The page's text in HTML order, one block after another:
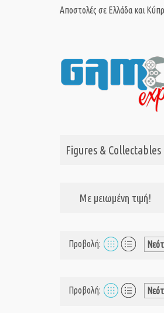
Αποστολές σε Ελλάδα και
Figures & Collectables
Με μειωμένη τιμή!
Προβολή:
Προβολή: